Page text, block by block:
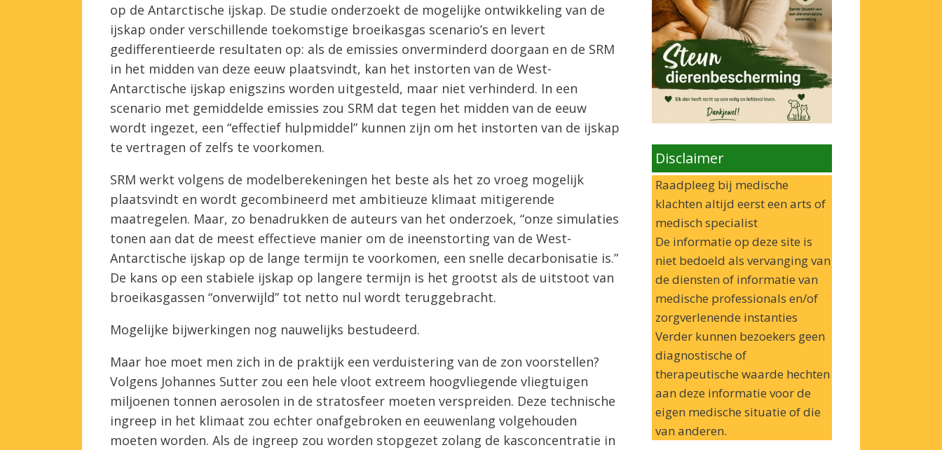
op de Antarctische ijskap. De studie onderzoekt de mogelijke ontwikkeling van de
ijskap onder verschillende toekomstige broeikasgas scenario’s en levert
gedifferentieerde resultaten op: als de emissies onverminderd doorgaan en de SRM
in het midden van deze eeuw plaatsvindt, kan het instorten van de West-
Antarctische ijskap enigszins worden uitgesteld, maar niet verhinderd. In een
scenario met gemiddelde emissies zou SRM dat tegen het midden van de eeuw
wordt ingezet, een “effectief hulpmiddel” kunnen zijn om het instorten van de ijskap
te vertragen of zelfs te voorkomen.
SRM werkt volgens de modelberekeningen het beste als het zo vroeg mogelijk
plaatsvindt en wordt gecombineerd met ambitieuze klimaat mitigerende
maatregelen. Maar, zo benadrukken de auteurs van het onderzoek, “onze simulaties
tonen aan dat de meest effectieve manier om de ineenstorting van de West-
Antarctische ijskap op de lange termijn te voorkomen, een snelle decarbonisatie is.”
De kans op een stabiele ijskap op langere termijn is het grootst als de uitstoot van
broeikasgassen “onverwijld” tot netto nul wordt teruggebracht.
Mogelijke bijwerkingen nog nauwelijks bestudeerd.
Maar hoe moet men zich in de praktijk een verduistering van de zon voorstellen?
Volgens Johannes Sutter zou een hele vloot extreem hoogvliegende vliegtuigen
miljoenen tonnen aerosolen in de stratosfeer moeten verspreiden. Deze technische
ingreep in het klimaat zou echter onafgebroken en eeuwenlang volgehouden
moeten worden. Als de ingreep zou worden stopgezet zolang de kasconcentratie in
Disclaimer
Raadpleeg bij medische
klachten altijd eerst een arts of
medisch specialist
De informatie op deze site is
niet bedoeld als vervanging van
de diensten of informatie van
medische professionals en/of
zorgverlenende instanties
Verder kunnen bezoekers geen
diagnostische of
therapeutische waarde hechten
aan deze informatie voor de
eigen medische situatie of die
van anderen.